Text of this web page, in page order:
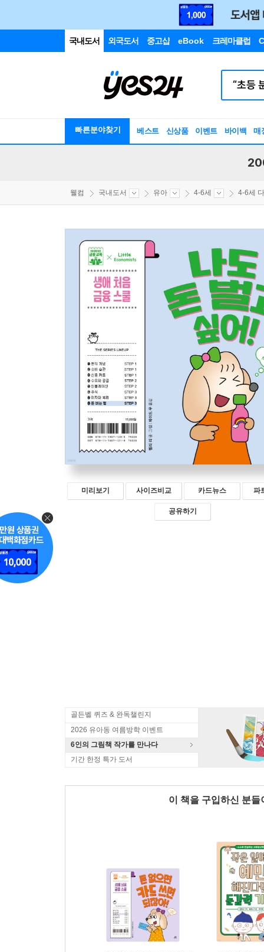
국내도서 외국도서 중고샵 eBook 크레마클럽
빠른분야찾기 베스트 신상품 이벤트 바이백 매
웰컴 국내도서 유아 4-6세 4-6세
미리보기 사이즈비교 카드뉴스 파
공유하기
골든벨 퀴즈 & 완독챌린지
2026 유아동 여름방학 이벤트
6인의 그림책 작가를 만나다
기간 한정 특가 도서
이 책을 구입하신 분